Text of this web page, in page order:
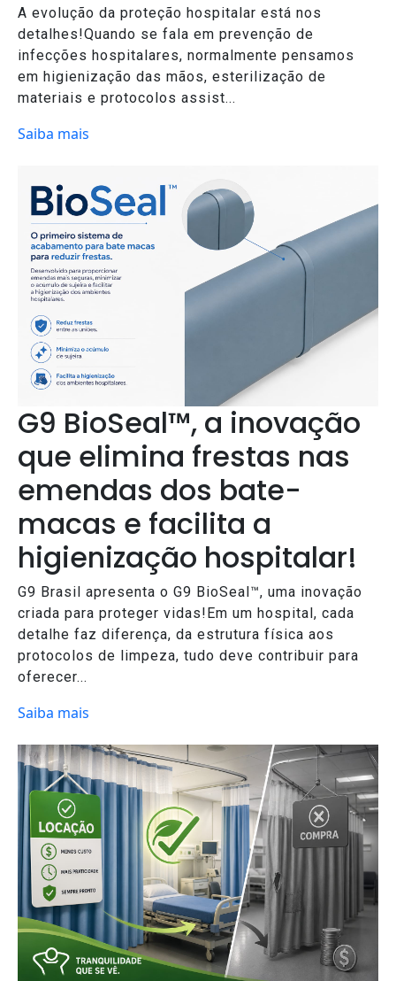
A evolução da proteção hospitalar está nos
detalhes!Quando se fala em prevenção de
infecções hospitalares, normalmente pensamos
em higienização das mãos, esterilização de
materiais e protocolos assist...
Saiba mais
G9 BioSeal™, a inovação
que elimina frestas nas
emendas dos bate-
macas e facilita a
higienização hospitalar!
G9 Brasil apresenta o G9 BioSeal™, uma inovação
criada para proteger vidas!Em um hospital, cada
detalhe faz diferença, da estrutura física aos
protocolos de limpeza, tudo deve contribuir para
oferecer...
Saiba mais